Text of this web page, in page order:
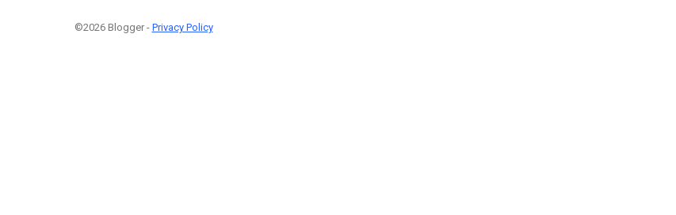
©2026 Blogger - Privacy Policy